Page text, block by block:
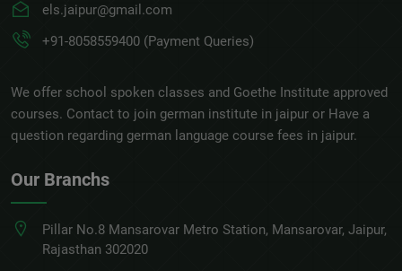
els.jaipur@gmail.com
+91-8058559400 (Payment Queries)
We offer school spoken classes and Goethe Institute approved
courses. Contact to join german institute in jaipur or Have a
question regarding german language course fees in jaipur.
Our Branchs
Pillar No.8 Mansarovar Metro Station, Mansarovar, Jaipur,
Rajasthan 302020